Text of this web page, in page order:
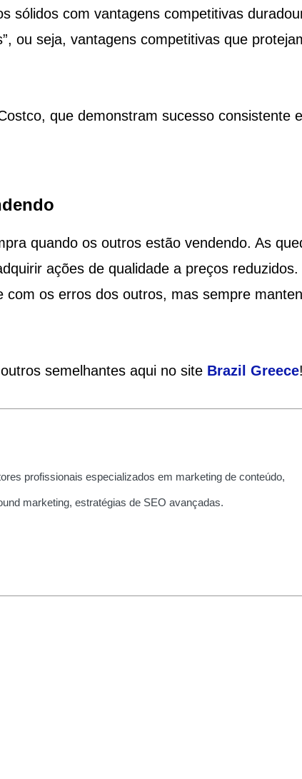
sólidos com vantagens competitivas
ou seja, vantagens competitivas que
que demonstram sucesso consistente e
quando os outros estão vendendo. As
ações de qualidade a preços reduzidos.
os erros dos outros, mas sempre
semelhantes aqui no site Brazil Greece!
profissionais especializados em marketing de conteúdo,
marketing, estratégias de SEO avançadas.